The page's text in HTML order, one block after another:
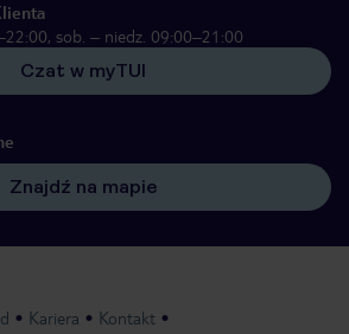
sob. – niedz. 09:00–21:00
Czat w myTUI
Znajdź na mapie
Kariera
Kontakt